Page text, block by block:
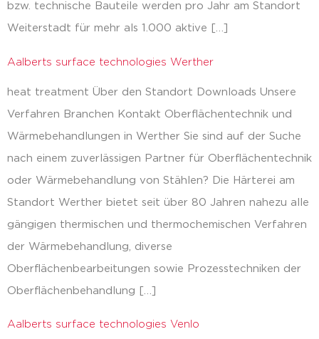
bzw. technische Bauteile werden pro Jahr am Standort
Weiterstadt für mehr als 1.000 aktive […]
Aalberts surface technologies Werther
heat treatment Über den Standort Downloads Unsere
Verfahren Branchen Kontakt Oberflächentechnik und
Wärmebehandlungen in Werther Sie sind auf der Suche
nach einem zuverlässigen Partner für Oberflächentechnik
oder Wärmebehandlung von Stählen? Die Härterei am
Standort Werther bietet seit über 80 Jahren nahezu alle
gängigen thermischen und thermochemischen Verfahren
der Wärmebehandlung, diverse
Oberflächenbearbeitungen sowie Prozesstechniken der
Oberflächenbehandlung […]
Aalberts surface technologies Venlo